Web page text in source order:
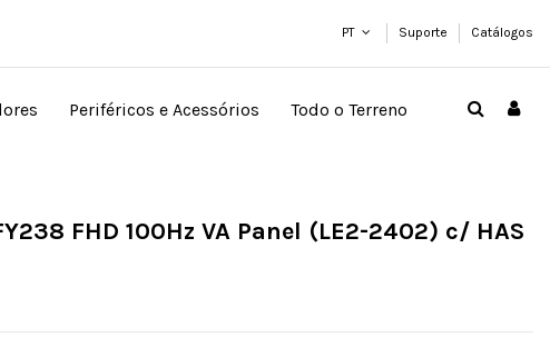
PT Suporte Catálogos
Periféricos e Acessórios Todo o Terreno
FHD 100Hz VA Panel (LE2-2402) c/ HAS